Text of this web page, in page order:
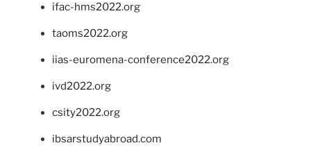
ifac-hms2022.org
taoms2022.org
iias-euromena-conference2022.org
ivd2022.org
csity2022.org
ibsarstudyabroad.com